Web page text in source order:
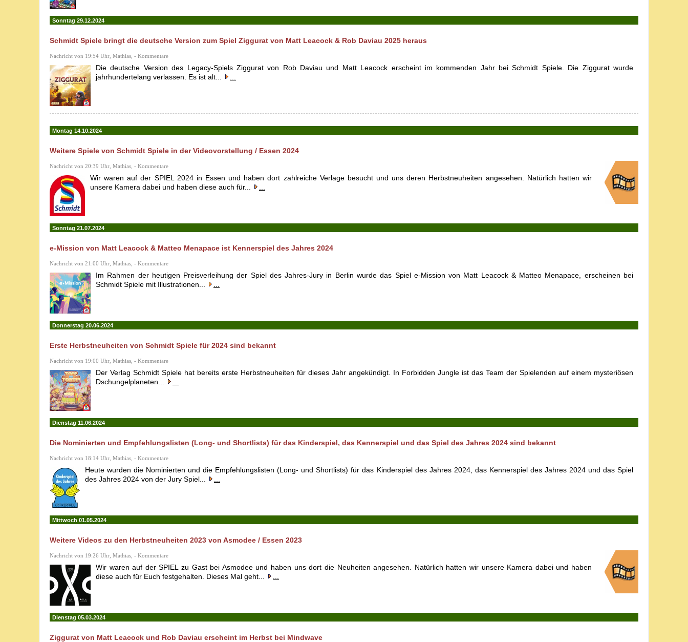
Sonntag 29.12.2024
Schmidt Spiele bringt die deutsche Version zum Spiel Ziggurat von Matt Leacock & Rob Daviau 2025 heraus
Nachricht von 19:54 Uhr, Mathias, - Kommentare
Die deutsche Version des Legacy-Spiels Ziggurat von Rob Daviau und Matt Leacock erscheint im kommenden Jahr bei Schmidt Spiele. Die Ziggurat wurde
jahrhundertelang verlassen. Es ist alt...
Montag 14.10.2024
Weitere Spiele von Schmidt Spiele in der Videovorstellung / Essen 2024
Nachricht von 20:39 Uhr, Mathias, - Kommentare
Wir waren auf der SPIEL 2024 in Essen und haben dort zahlreiche Verlage besucht und uns deren Herbstneuheiten angesehen. Natürlich hatten wir
unsere Kamera dabei und haben diese auch für...
Sonntag 21.07.2024
e-Mission von Matt Leacock & Matteo Menapace ist Kennerspiel des Jahres 2024
Nachricht von 21:00 Uhr, Mathias, - Kommentare
Im Rahmen der heutigen Preisverleihung der Spiel des Jahres-Jury in Berlin wurde das Spiel e-Mission von Matt Leacock & Matteo Menapace, erscheinen bei
Schmidt Spiele mit Illustrationen...
Donnerstag 20.06.2024
Erste Herbstneuheiten von Schmidt Spiele für 2024 sind bekannt
Nachricht von 19:00 Uhr, Mathias, - Kommentare
Der Verlag Schmidt Spiele hat bereits erste Herbstneuheiten für dieses Jahr angekündigt. In Forbidden Jungle ist das Team der Spielenden auf einem mysteriösen
Dschungelplaneten...
Dienstag 11.06.2024
Die Nominierten und Empfehlungslisten (Long- und Shortlists) für das Kinderspiel, das Kennerspiel und das Spiel des Jahres 2024 sind bekannt
Nachricht von 18:14 Uhr, Mathias, - Kommentare
Heute wurden die Nominierten und die Empfehlungslisten (Long- und Shortlists) für das Kinderspiel des Jahres 2024, das Kennerspiel des Jahres 2024 und das Spiel
des Jahres 2024 von der Jury Spiel...
Mittwoch 01.05.2024
Weitere Videos zu den Herbstneuheiten 2023 von Asmodee / Essen 2023
Nachricht von 19:26 Uhr, Mathias, - Kommentare
Wir waren auf der SPIEL zu Gast bei Asmodee und haben uns dort die Neuheiten angesehen. Natürlich hatten wir unsere Kamera dabei und haben
diese auch für Euch festgehalten. Dieses Mal geht...
Dienstag 05.03.2024
Ziggurat von Matt Leacock und Rob Daviau erscheint im Herbst bei Mindwave